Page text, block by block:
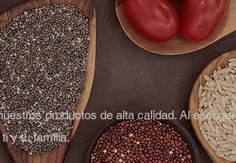
productos de alta calidad. Al escoger
y tu familia.